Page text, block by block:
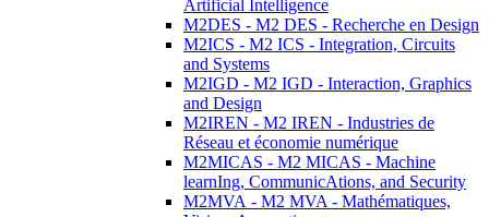
Artificial Intelligence
M2DES - M2 DES - Recherche en Design
M2ICS - M2 ICS - Integration, Circuits
and Systems
M2IGD - M2 IGD - Interaction, Graphics
and Design
M2IREN - M2 IREN - Industries de
Réseau et économie numérique
M2MICAS - M2 MICAS - Machine
learnIng, CommunicAtions, and Security
M2MVA - M2 MVA - Mathématiques,